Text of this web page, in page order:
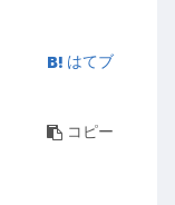
はてブ
コピー